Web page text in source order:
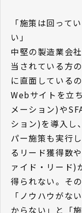
「施策は回って
い」
中堅の製造業会
当されている方
に直面している
Webサイトを立
メーション)や
ション)を導入し
パー施策も実行
るリード獲得数
ァイド・リード)
得られない。そ
「ノウハウがな
からない」と「